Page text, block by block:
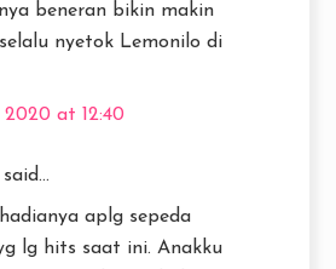
beneran bikin makin
nyetok Lemonilo di
at 12:40
said...
aplg sepeda
lg hits saat ini. Anakku